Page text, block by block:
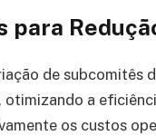
de subcomitês
a
os custos